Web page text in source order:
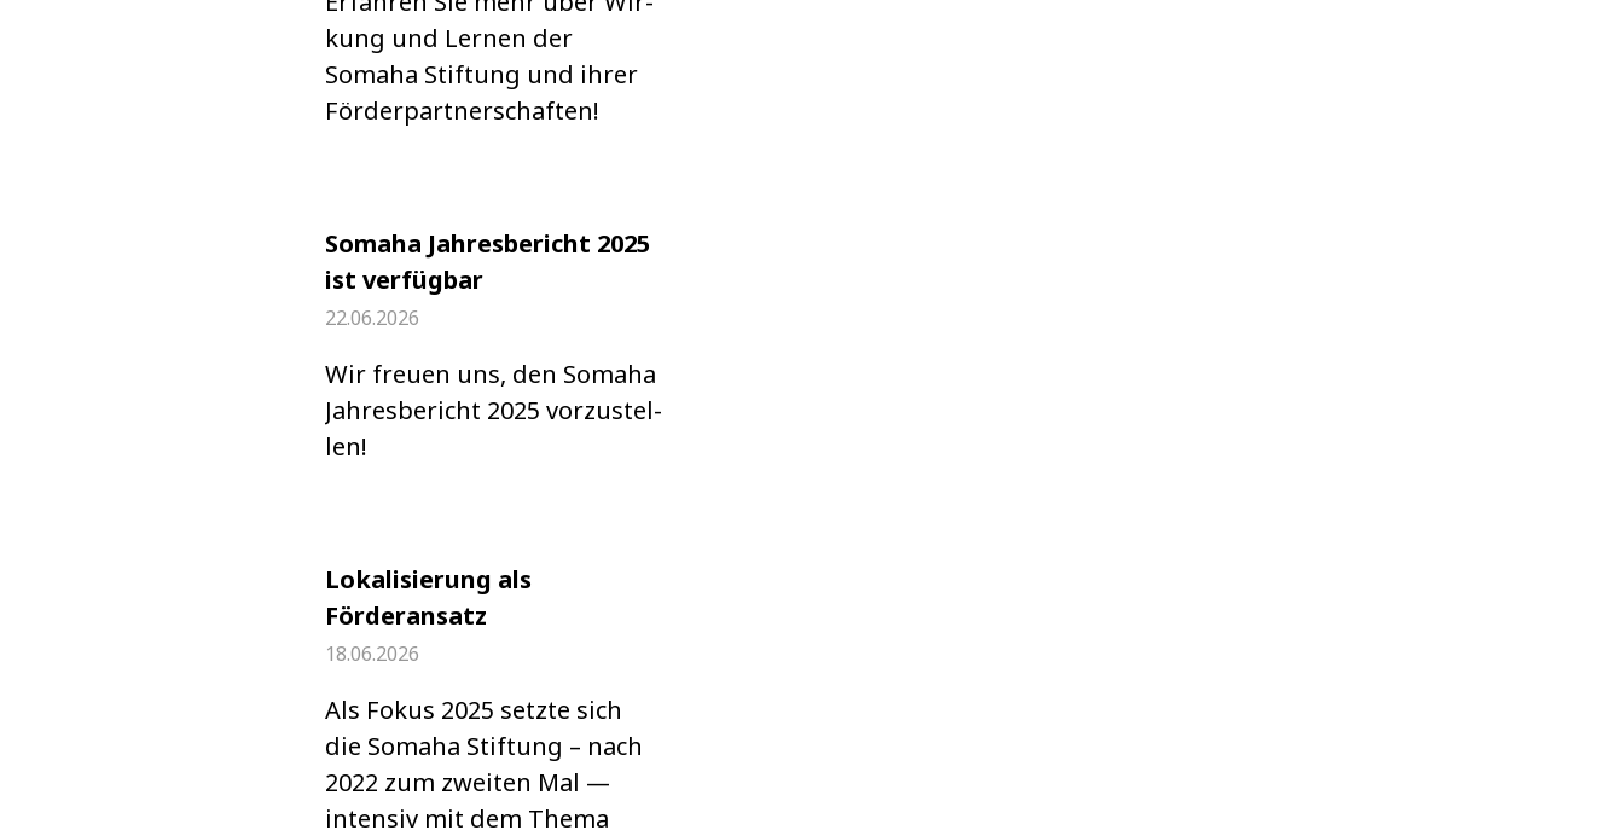
kung und Ler­nen der
Somaha Stif­tung und ihrer
För­der­part­ner­schaf­ten!
Somaha Jahresbericht 2025
ist verfügbar
22.06.2026
Wir freuen uns, den Somaha
Jah­res­be­richt 2025 vor­zu­stel­
len!
Lokalisierung als
Förderansatz
18.06.2026
Als Fokus 2025 setzte sich
die Somaha Stif­tung – nach
2022 zum zwei­ten Mal —
inten­siv mit dem Thema